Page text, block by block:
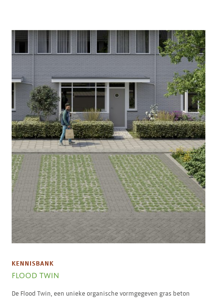
KENNISBANK
FLOOD TWIN
De Flood Twin, een unieke organische vormgegeven gras beton